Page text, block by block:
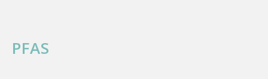
PFAS